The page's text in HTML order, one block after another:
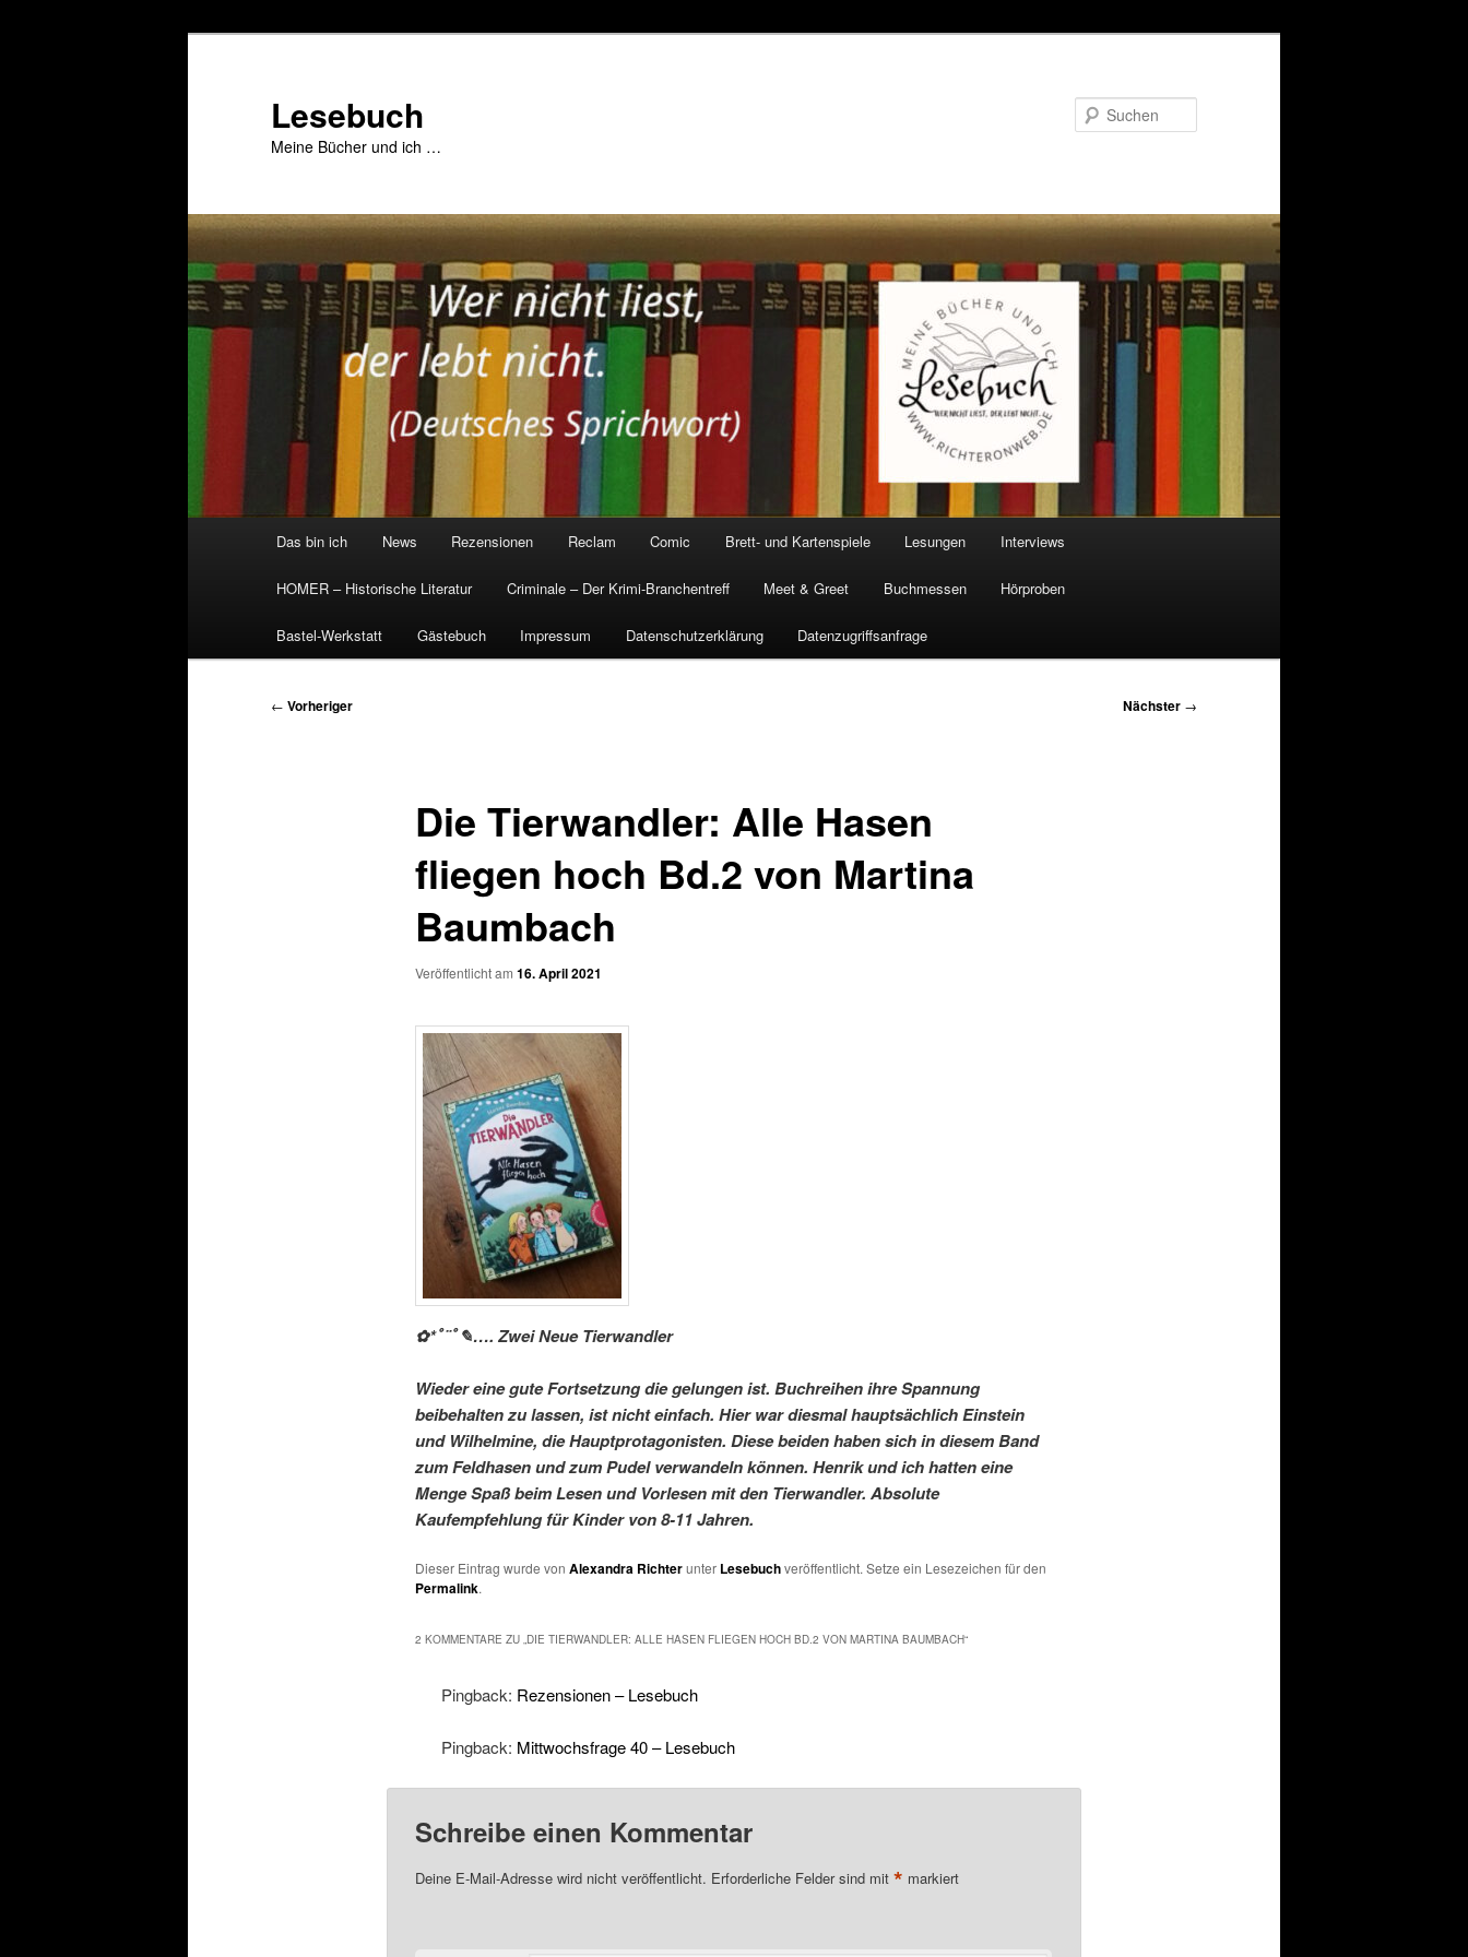
Lesebuch
Meine Bücher und ich …
Das bin ich News Rezensionen Reclam Comic Brett- und Kartenspiele Lesungen Interviews
HOMER – Historische Literatur Criminale – Der Krimi-Branchentreff Meet & Greet Buchmessen Hörproben
Bastel-Werkstatt Gästebuch Impressum Datenschutzerklärung Datenzugriffsanfrage
Beitragsnavigation
← Vorheriger Nächster →
Die Tierwandler: Alle Hasen
fliegen hoch Bd.2 von Martina
Baumbach
Veröffentlicht am 16. April 2021
✿*ﾟ¨ﾟ✎…. Zwei Neue Tierwandler
Wieder eine gute Fortsetzung die gelungen ist. Buchreihen ihre Spannung
beibehalten zu lassen, ist nicht einfach. Hier war diesmal hauptsächlich Einstein
und Wilhelmine, die Hauptprotagonisten. Diese beiden haben sich in diesem Band
zum Feldhasen und zum Pudel verwandeln können. Henrik und ich hatten eine
Menge Spaß beim Lesen und Vorlesen mit den Tierwandler. Absolute
Kaufempfehlung für Kinder von 8-11 Jahren.
Dieser Eintrag wurde von Alexandra Richterunter Lesebuchveröffentlicht. Setze ein Lesezeichen für den
Permalink.
2 KOMMENTARE ZU „DIE TIERWANDLER: ALLE HASEN FLIEGEN HOCH BD.2 VON MARTINA BAUMBACH“
Pingback: Rezensionen – Lesebuch
Pingback: Mittwochsfrage 40 – Lesebuch
Schreibe einen Kommentar
Deine E-Mail-Adresse wird nicht veröffentlicht. Erforderliche Felder sind mit * markiert